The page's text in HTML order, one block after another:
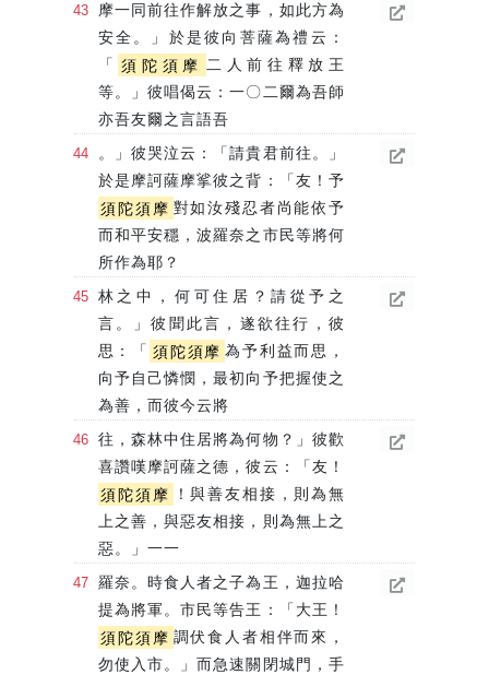
摩一同前往作解放之事，如此方為
安全。」於是彼向菩薩為禮云：
「 須陀須摩 二人前往釋放王
等。」彼唱偈云：一〇二爾為吾師
亦吾友爾之言語吾
。」彼哭泣云：「請貴君前往。」
於是摩訶薩摩挲彼之背：「友！予
須陀須摩 對如汝殘忍者尚能依予
而和平安穩，波羅奈之市民等將何
所作為耶？
林之中，何可住居？請從予之
言。」彼聞此言，遂欲往行，彼
思：「 須陀須摩 為予利益而思，
向予自己憐憫，最初向予把握使之
為善，而彼今云將
往，森林中住居將為何物？」彼歡
喜讚嘆摩訶薩之德，彼云：「友！
須陀須摩
！與善友相接，則為無
上之善，與惡友相接，則為無上之
惡。」一一
羅奈。時食人者之子為王，迦拉哈
提為將軍。市民等告王：「大王！
須陀須摩 調伏食人者相伴而來，
勿使入市。」而急速關閉城門，手